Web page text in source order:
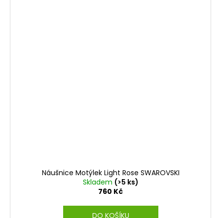
Náušnice Motýlek Light Rose SWAROVSKI
Skladem (>5 ks)
760 Kč
DO KOŠÍKU